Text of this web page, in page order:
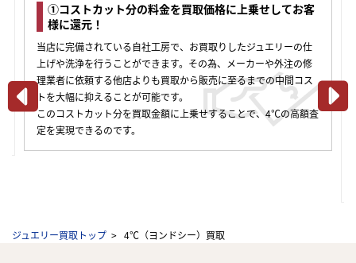
①コストカット分の料金を買取価格に上乗せしてお客
様に還元！
当店に完備されている自社工房で、お買取りしたジュエリーの仕
上げや洗浄を行うことができます。その為、メーカーや外注の修
理業者に依頼する他店よりも買取から販売に至るまでの中間コス
トを大幅に抑えることが可能です。
このコストカット分を買取金額に上乗せすることで、4℃の高額査
定を実現できるのです。
ジュエリー買取トップ 4℃（ヨンドシー）買取